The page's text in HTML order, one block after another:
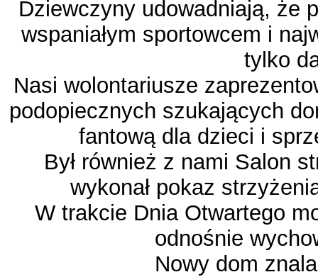
Dziewczyny udowadniają, że
wspaniałym sportowcem i
tylko
Nasi wolontariusze
podopiecznych szukających
fantową dla dzieci i
Był również z nami Salon
wykonał pokaz
W trakcie Dnia Otwartego
odnośnie
Nowy dom